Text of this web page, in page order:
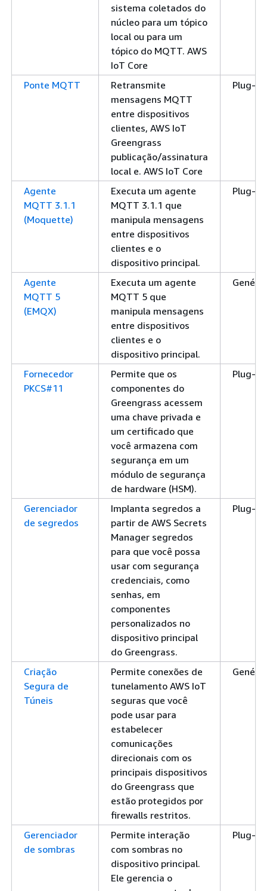
sistema coletados do
núcleo para um tópico
local ou para um
tópico do MQTT. AWS
IoT Core
Ponte MQTT
Retransmite
mensagens MQTT
entre dispositivos
clientes, AWS IoT
Greengrass
publicação/assinatura
local e. AWS IoT Core
Plug-in
Agente
MQTT 3.1.1
(Moquette)
Executa um agente
MQTT 3.1.1 que
manipula mensagens
entre dispositivos
clientes e o
dispositivo principal.
Plug-in
Agente
MQTT 5
(EMQX)
Executa um agente
MQTT 5 que
manipula mensagens
entre dispositivos
clientes e o
dispositivo principal.
Fornecedor
PKCS#11
Permite que os
componentes do
Greengrass acessem
uma chave privada e
um certificado que
você armazena com
segurança em um
módulo de segurança
de hardware (HSM).
Plug-in
Gerenciador
de segredos
Implanta segredos a
partir de AWS Secrets
Manager segredos
para que você possa
usar com segurança
credenciais, como
senhas, em
componentes
personalizados no
dispositivo principal
do Greengrass.
Plug-in
Criação
Segura de
Túneis
Permite conexões de
tunelamento AWS IoT
seguras que você
pode usar para
estabelecer
comunicações
direcionais com os
principais dispositivos
do Greengrass que
estão protegidos por
firewalls restritos.
Gerenciador
de sombras
Permite interação
com sombras no
dispositivo principal.
Ele gerencia o
Plug-in